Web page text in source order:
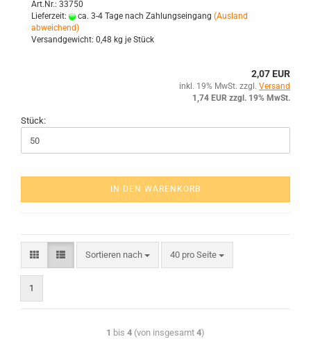
Art.Nr.: 33750
Lieferzeit:
ca. 3-4 Tage nach Zahlungseingang (Ausland
abweichend)
Versandgewicht: 0,48 kg je Stück
2,07 EUR
inkl. 19% MwSt. zzgl. Versand
1,74 EUR zzgl. 19% MwSt.
Stück:
IN DEN WARENKORB
Sortieren nach 40 pro Seite
1
1 bis 4 (von insgesamt 4)